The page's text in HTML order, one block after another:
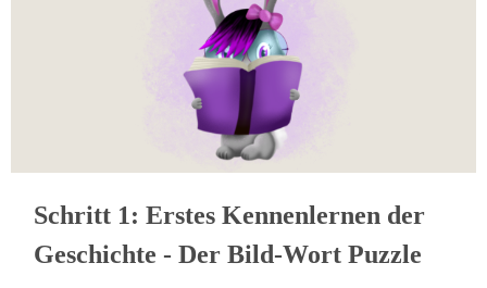
Schritt 1: Erstes Kennenlernen der
Geschichte - Der Bild-Wort Puzzle